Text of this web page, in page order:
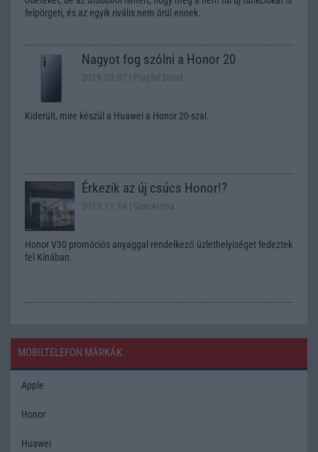
felpörgeti, és az egyik rivális nem örül ennek.
Nagyot fog szólni a Honor 20
2019.03.07 | Playful Droid
Kiderült, mire készül a Huawei a Honor 20-szal.
Érkezik az új csúcs Honor!?
2019.11.14 | GsmArena
Honor V30 promóciós anyaggal rendelkező üzlethelyiséget fedeztek
fel Kínában.
MOBILTELEFON MÁRKÁK
Apple
Honor
Huawei